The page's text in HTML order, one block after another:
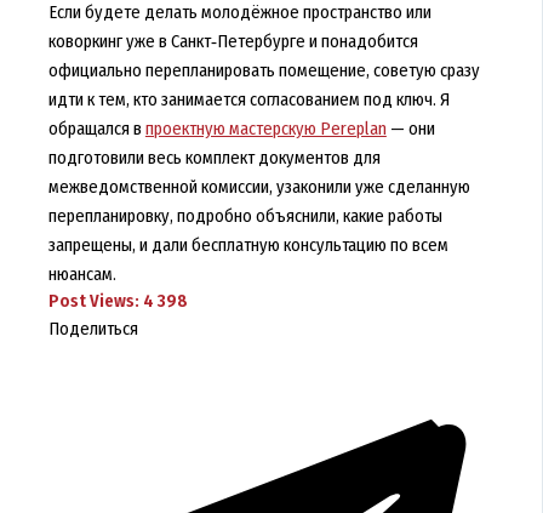
Если будете делать молодёжное пространство или
коворкинг уже в Санкт‑Петербурге и понадобится
официально перепланировать помещение, советую сразу
идти к тем, кто занимается согласованием под ключ. Я
обращался в проектную мастерскую Pereplan — они
подготовили весь комплект документов для
межведомственной комиссии, узаконили уже сделанную
перепланировку, подробно объяснили, какие работы
запрещены, и дали бесплатную консультацию по всем
нюансам.
Post Views: 4 398
Поделиться